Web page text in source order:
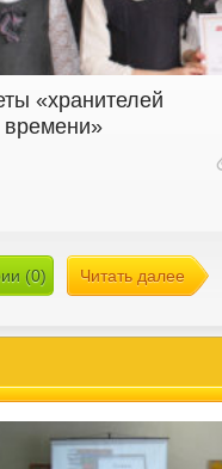
«хранителей
времени»
(0) Читать далее